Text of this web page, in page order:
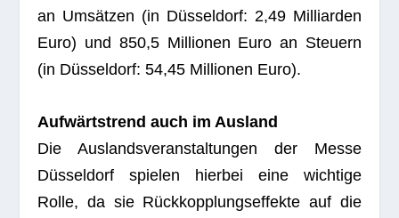
an Umsät­zen (in Düs­sel­dorf: 2,49 Mil­li­ar­den
Euro) und 850,5 Mil­lio­nen Euro an Steu­ern
(in Düs­sel­dorf: 54,45 Mil­lio­nen Euro).
Auf­wärts­trend auch im Ausland
Die Aus­lands­ver­an­stal­tun­gen der Messe
Düs­sel­dorf spie­len hier­bei eine wich­tige
Rolle, da sie Rück­kopp­lungs­ef­fekte auf die